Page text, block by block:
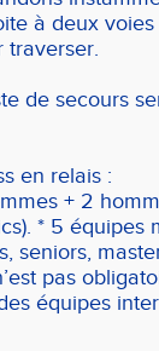
à deux voies
traverser.
de secours
en relais :
+ 2
* 5 équipes
seniors,
pas
équipes